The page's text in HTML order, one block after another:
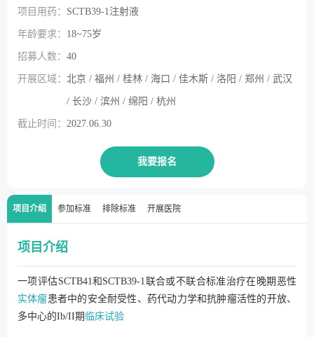
项目用药： SCTB39-1注射液
年龄要求： 18~75岁
招募人数： 40
开展区域： 北京 / 福州 / 桂林 / 海口 / 佳木斯 / 洛阳 / 郑州 / 武汉
/ 长沙 / 滨州 / 绵阳 / 杭州
截止时间： 2027.06.30
我要报名
项目介绍 参加标准 排除标准 开展医院
项目介绍
一项评估SCTB41和SCTB39-1联合或不联合标准治疗在晚期恶性
实体瘤 患者中的安全耐受性、药代动力学和抗肿瘤活性的开放、
多中心的Ib/II期 临床试验